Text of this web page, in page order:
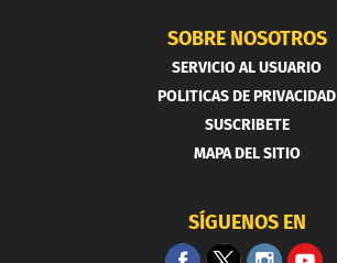
SOBRE NOSOTROS
SERVICIO AL USUARIO
POLITICAS DE PRIVACIDAD
SUSCRIBETE
MAPA DEL SITIO
SÍGUENOS EN